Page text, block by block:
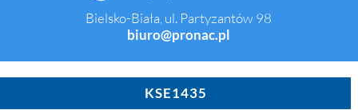
Bielsko-Biała, ul. Partyzantów 98
biuro@pronac.pl
KSE1435